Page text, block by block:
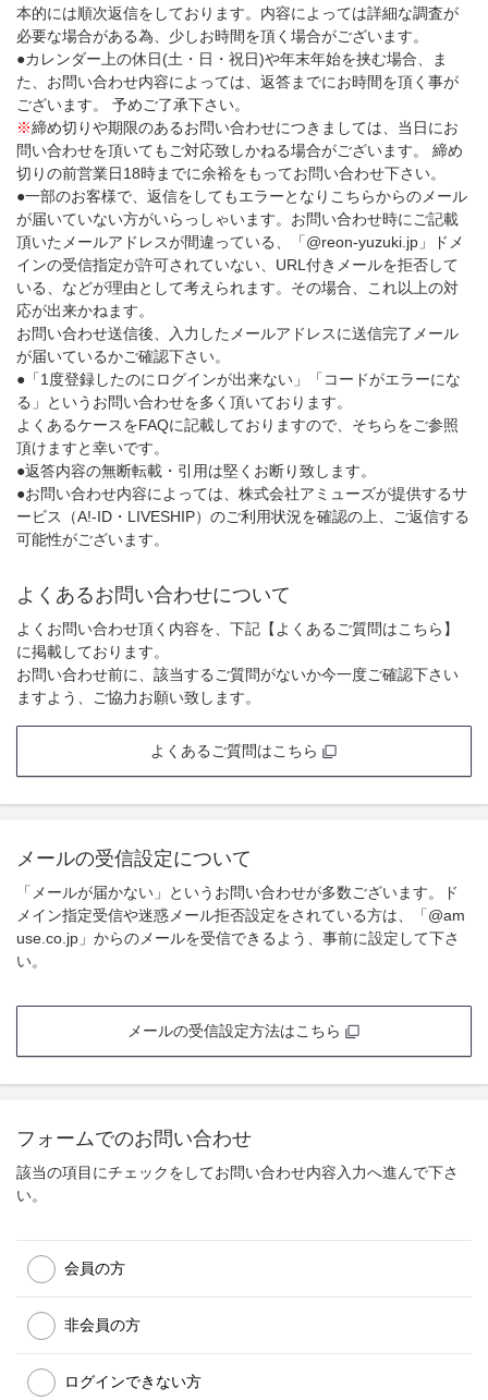
本的には順次返信をしております。内容によっては詳細な調査が
必要な場合がある為、少しお時間を頂く場合がございます。
●カレンダー上の休日(土・日・祝日)や年末年始を挟む場合、ま
た、お問い合わせ内容によっては、返答までにお時間を頂く事が
ございます。 予めご了承下さい。
※締め切りや期限のあるお問い合わせにつきましては、当日にお
問い合わせを頂いてもご対応致しかねる場合がございます。 締め
切りの前営業日18時までに余裕をもってお問い合わせ下さい。
●一部のお客様で、返信をしてもエラーとなりこちらからのメール
が届いていない方がいらっしゃいます。お問い合わせ時にご記載
頂いたメールアドレスが間違っている、「@reon-yuzuki.jp」ドメ
インの受信指定が許可されていない、URL付きメールを拒否して
いる、などが理由として考えられます。その場合、これ以上の対
応が出来かねます。
お問い合わせ送信後、入力したメールアドレスに送信完了メール
が届いているかご確認下さい。
●「1度登録したのにログインが出来ない」「コードがエラーにな
る」というお問い合わせを多く頂いております。
よくあるケースをFAQに記載しておりますので、そちらをご参照
頂けますと幸いです。
●返答内容の無断転載・引用は堅くお断り致します。
●お問い合わせ内容によっては、株式会社アミューズが提供するサ
ービス（A!-ID・LIVESHIP）のご利用状況を確認の上、ご返信する
可能性がございます。
よくあるお問い合わせについて
よくお問い合わせ頂く内容を、下記【よくあるご質問はこちら】
に掲載しております。
お問い合わせ前に、該当するご質問がないか今一度ご確認下さい
ますよう、ご協力お願い致します。
よくあるご質問はこちら
メールの受信設定について
「メールが届かない」というお問い合わせが多数ございます。ド
メイン指定受信や迷惑メール拒否設定をされている方は、「@am
use.co.jp」からのメールを受信できるよう、事前に設定して下さ
い。
メールの受信設定方法はこちら
フォームでのお問い合わせ
該当の項目にチェックをしてお問い合わせ内容入力へ進んで下さ
い。
会員の方
非会員の方
ログインできない方